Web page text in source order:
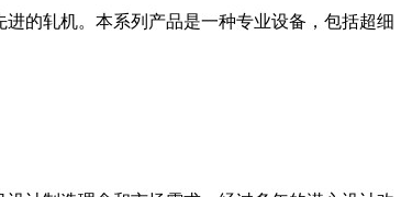
的轧机。本系列产品是一种专业设备，包括超细